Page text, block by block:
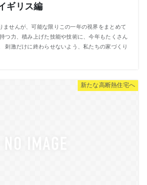
ギリス編
ませんが、可能な限りこの一年の視界をまとめて
つ力、積み上げた技能や技術に、今年もたくさん
刺激だけに終わらせないよう、私たちの家づくり
新たな高断熱住宅へ